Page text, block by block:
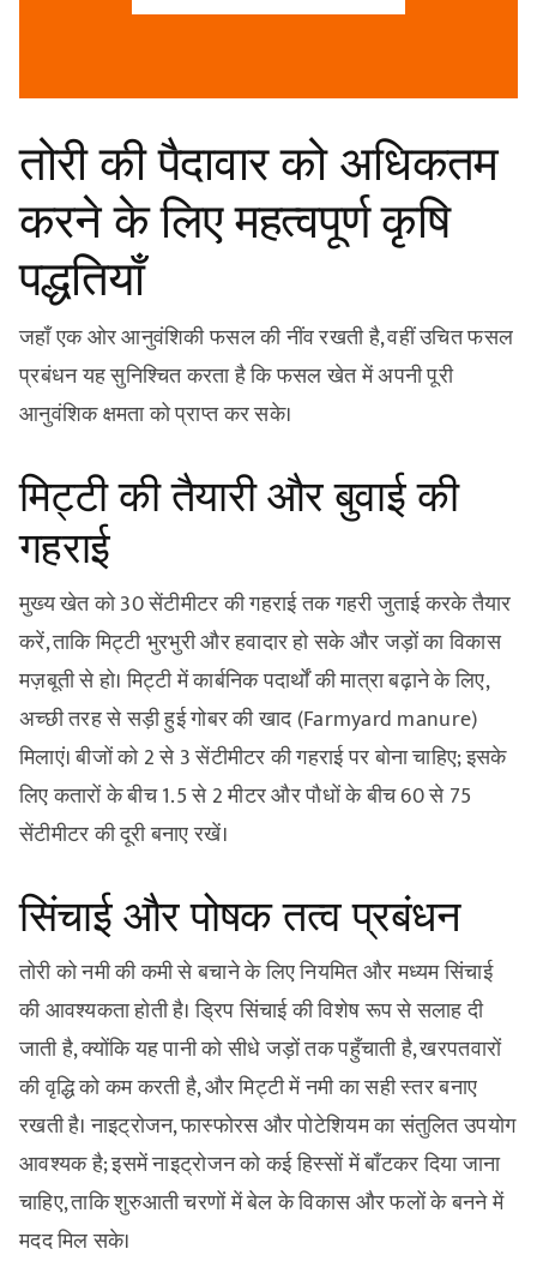
तोरी की पैदावार को अधिकतम
करने के लिए महत्वपूर्ण कृषि
पद्धतियाँ
जहाँ एक ओर आनुवंशिकी फसल की नींव रखती है, वहीं उचित फसल
प्रबंधन यह सुनिश्चित करता है कि फसल खेत में अपनी पूरी
आनुवंशिक क्षमता को प्राप्त कर सके।
मिट्टी की तैयारी और बुवाई की
गहराई
मुख्य खेत को 30 सेंटीमीटर की गहराई तक गहरी जुताई करके तैयार
करें, ताकि मिट्टी भुरभुरी और हवादार हो सके और जड़ों का विकास
मज़बूती से हो। मिट्टी में कार्बनिक पदार्थों की मात्रा बढ़ाने के लिए,
अच्छी तरह से सड़ी हुई गोबर की खाद (Farmyard manure)
मिलाएं। बीजों को 2 से 3 सेंटीमीटर की गहराई पर बोना चाहिए; इसके
लिए कतारों के बीच 1.5 से 2 मीटर और पौधों के बीच 60 से 75
सेंटीमीटर की दूरी बनाए रखें।
सिंचाई और पोषक तत्व प्रबंधन
तोरी को नमी की कमी से बचाने के लिए नियमित और मध्यम सिंचाई
की आवश्यकता होती है। ड्रिप सिंचाई की विशेष रूप से सलाह दी
जाती है, क्योंकि यह पानी को सीधे जड़ों तक पहुँचाती है, खरपतवारों
की वृद्धि को कम करती है, और मिट्टी में नमी का सही स्तर बनाए
रखती है। नाइट्रोजन, फास्फोरस और पोटेशियम का संतुलित उपयोग
आवश्यक है; इसमें नाइट्रोजन को कई हिस्सों में बाँटकर दिया जाना
चाहिए, ताकि शुरुआती चरणों में बेल के विकास और फलों के बनने में
मदद मिल सके।